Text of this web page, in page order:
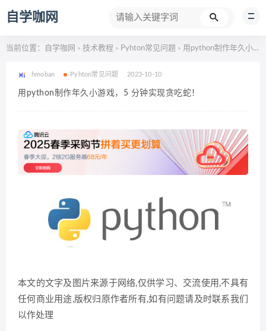
自学咖网
当前位置： 自学咖网 > 技术教程 > Pyhton常见问题 > 用python制作年久小游戏，5 分钟实现贪吃蛇！
hmoban Pyhton常见问题 2023-10-10
用python制作年久小游戏，5 分钟实现贪吃蛇！
本文的文字及图片来源于网络,仅供学习、交流使用,不具有
任何商业用途,版权归原作者所有,如有问题请及时联系我们
以作处理